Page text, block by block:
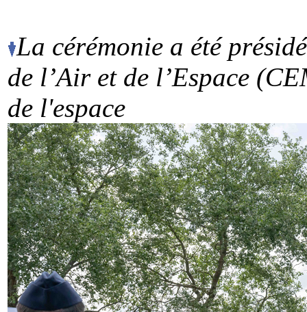
La cérémonie a été
de l’Air et de l’Espace
de l'espace